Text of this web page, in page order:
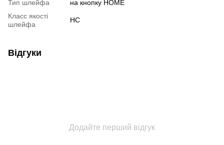
Тип шлейфа
на кнопку HOME
Класс якості
шлейфа
HC
Відгуки
Додайте перший відгук